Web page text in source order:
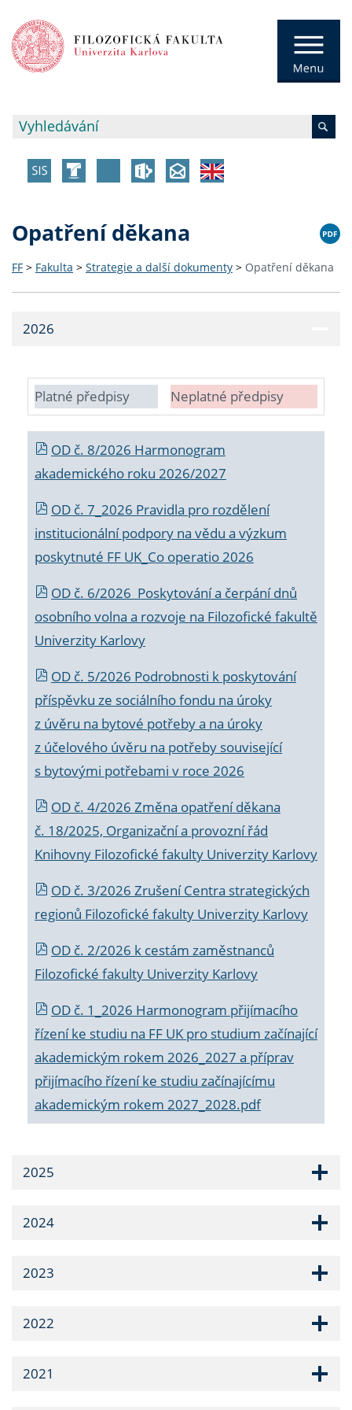
Opatření děkana
FF > Fakulta > Strategie a další dokumenty > Opatření děkana
2026
Platné předpisy Neplatné předpisy
OD č. 8/2026 Harmonogram
akademického roku 2026/2027
OD č. 7_2026 Pravidla pro rozdělení
institucionální podpory na vědu a výzkum
poskytnuté FF UK_Co operatio 2026
OD č. 6/2026 Poskytování a čerpání dnů
osobního volna a rozvoje na Filozofické fakultě
Univerzity Karlovy
OD č. 5/2026 Podrobnosti k poskytování
příspěvku ze sociálního fondu na úroky
z úvěru na bytové potřeby a na úroky
z účelového úvěru na potřeby související
s bytovými potřebami v roce 2026
OD č. 4/2026 Změna opatření děkana
č. 18/2025, Organizační a provozní řád
Knihovny Filozofické fakulty Univerzity Karlovy
OD č. 3/2026 Zrušení Centra strategických
regionů Filozofické fakulty Univerzity Karlovy
OD č. 2/2026 k cestám zaměstnanců
Filozofické fakulty Univerzity Karlovy
OD č. 1_2026 Harmonogram přijímacího
řízení ke studiu na FF UK pro studium začínající
akademickým rokem 2026_2027 a příprav
přijímacího řízení ke studiu začínajícímu
akademickým rokem 2027_2028.pdf
2025
2024
2023
2022
2021